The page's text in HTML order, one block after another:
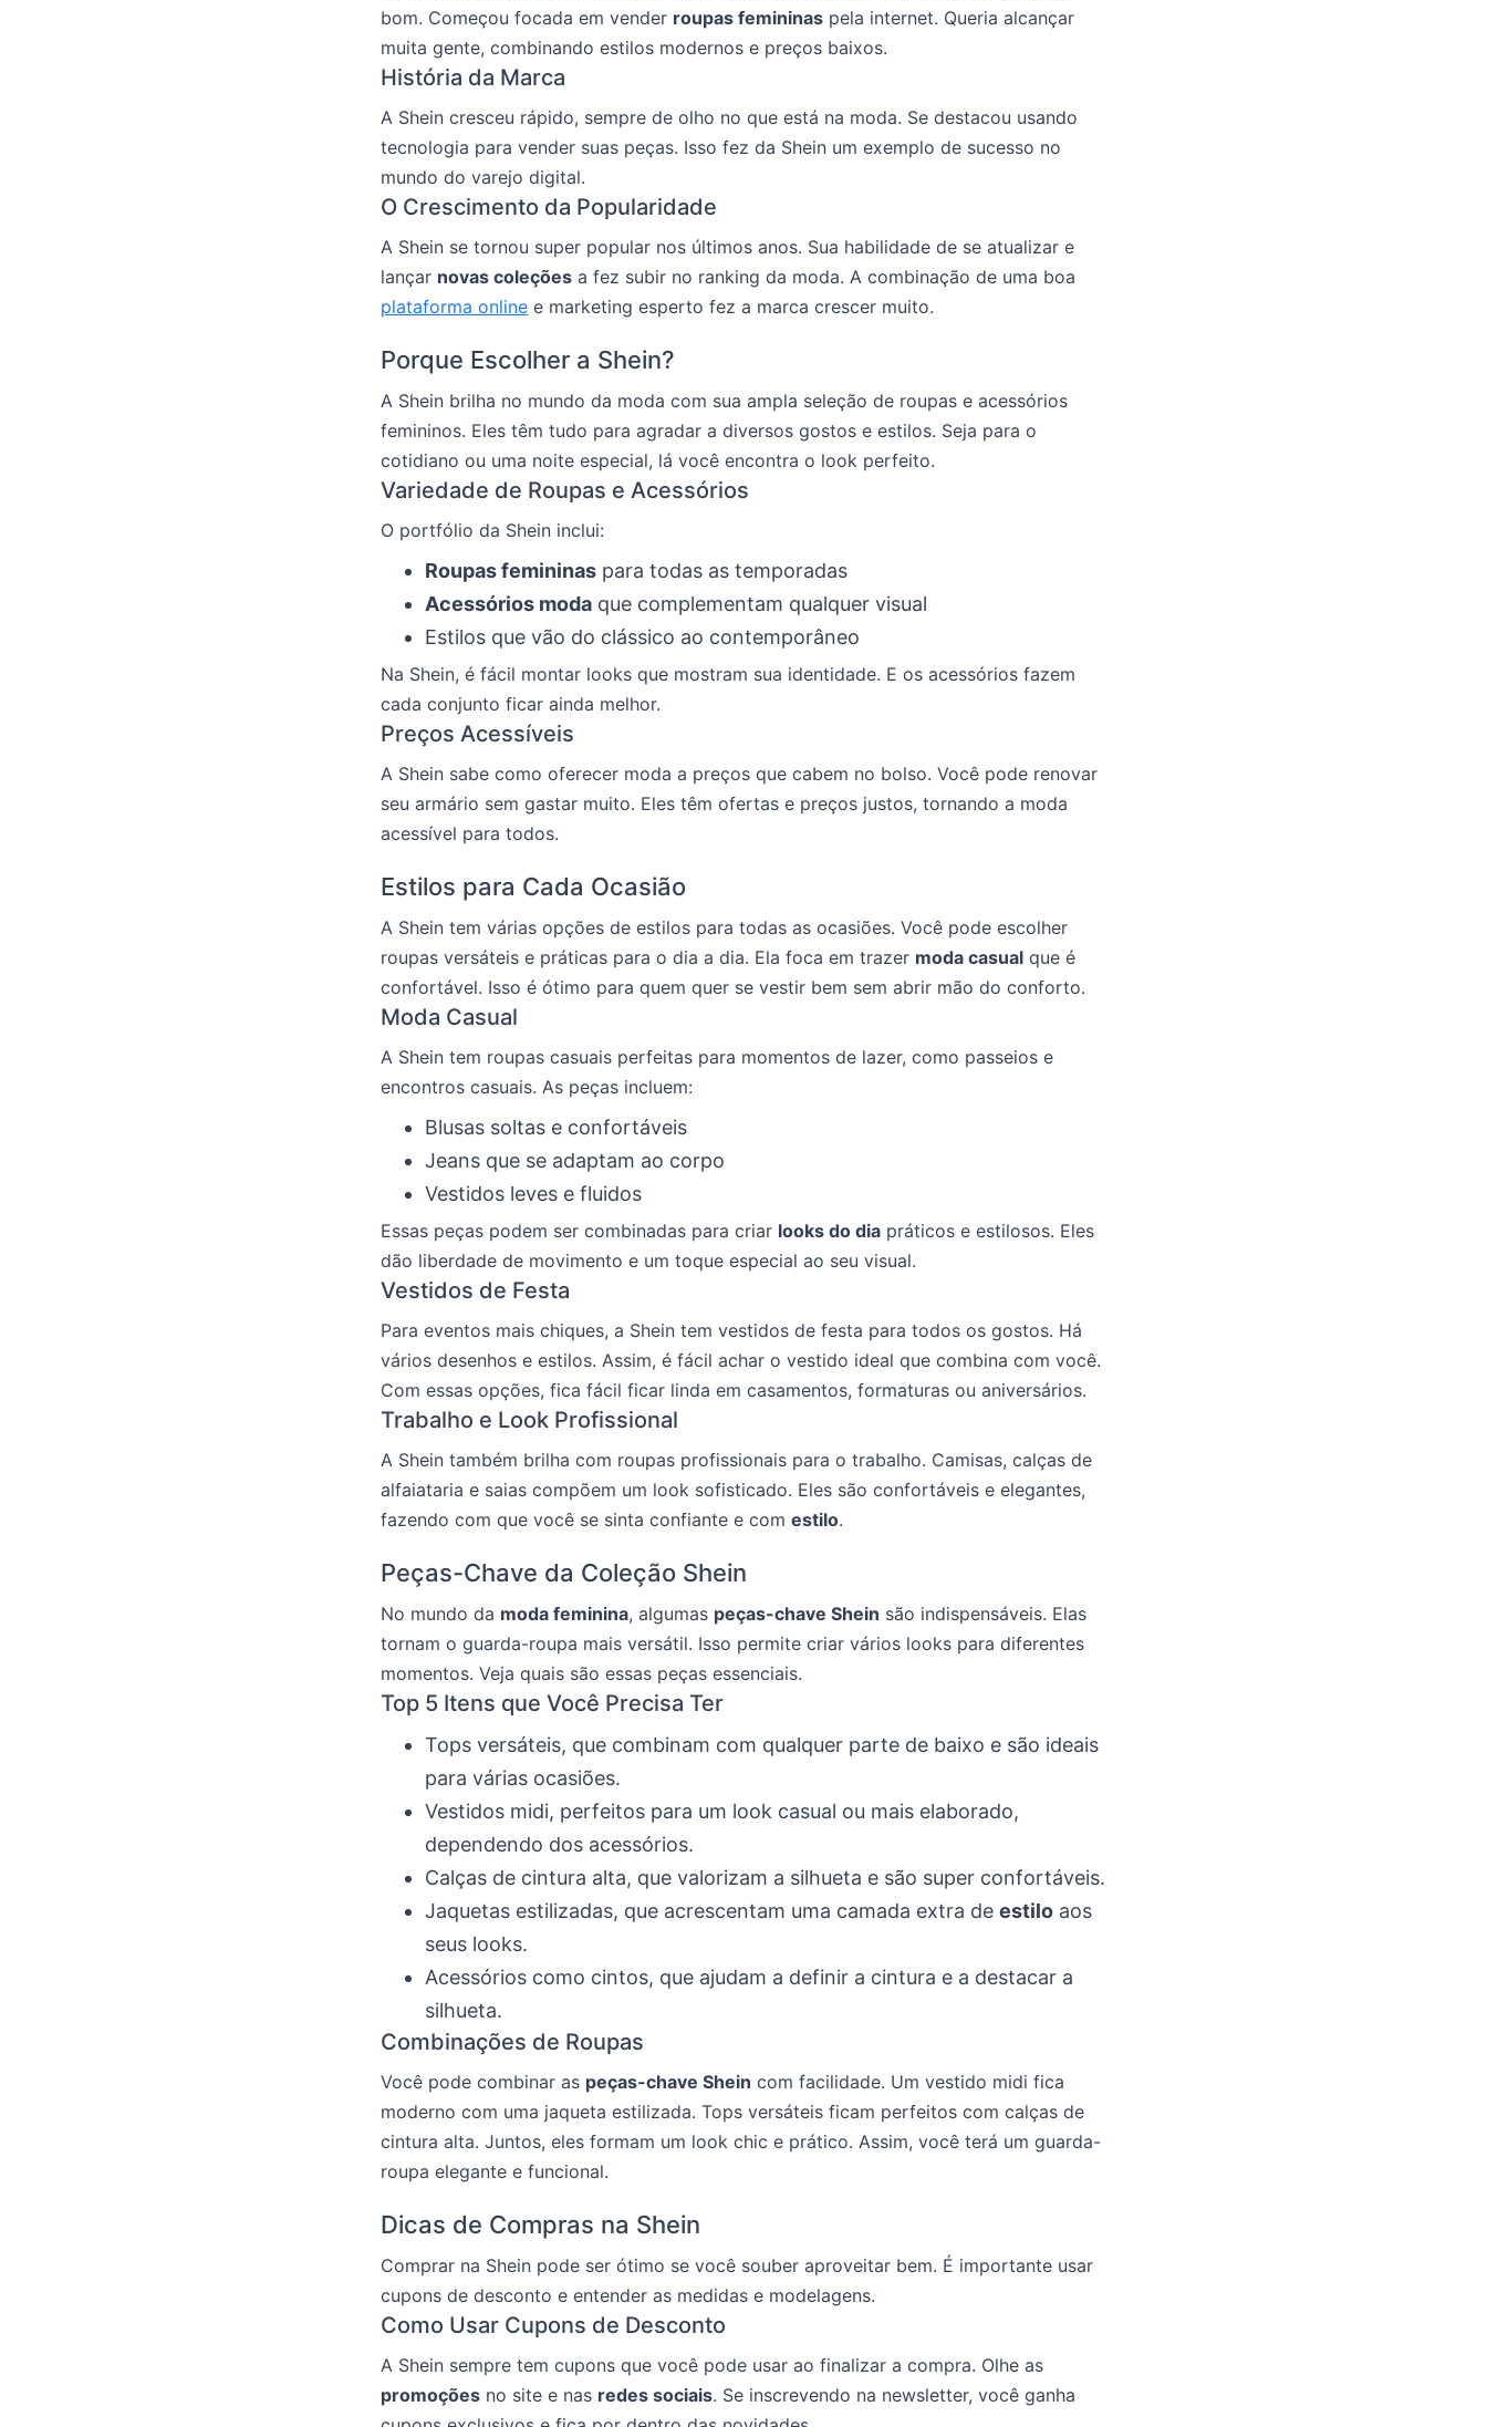
bom. Começou focada em vender roupas femininas pela internet. Queria alcançar
muita gente, combinando estilos modernos e preços baixos.
História da Marca
A Shein cresceu rápido, sempre de olho no que está na moda. Se destacou usando
tecnologia para vender suas peças. Isso fez da Shein um exemplo de sucesso no
mundo do varejo digital.
O Crescimento da Popularidade
A Shein se tornou super popular nos últimos anos. Sua habilidade de se atualizar e
lançar novas coleções a fez subir no ranking da moda. A combinação de uma boa
plataforma online e marketing esperto fez a marca crescer muito.
Porque Escolher a Shein?
A Shein brilha no mundo da moda com sua ampla seleção de roupas e acessórios
femininos. Eles têm tudo para agradar a diversos gostos e estilos. Seja para o
cotidiano ou uma noite especial, lá você encontra o look perfeito.
Variedade de Roupas e Acessórios
O portfólio da Shein inclui:
Roupas femininas para todas as temporadas
Acessórios moda que complementam qualquer visual
Estilos que vão do clássico ao contemporâneo
Na Shein, é fácil montar looks que mostram sua identidade. E os acessórios fazem
cada conjunto ficar ainda melhor.
Preços Acessíveis
A Shein sabe como oferecer moda a preços que cabem no bolso. Você pode renovar
seu armário sem gastar muito. Eles têm ofertas e preços justos, tornando a moda
acessível para todos.
Estilos para Cada Ocasião
A Shein tem várias opções de estilos para todas as ocasiões. Você pode escolher
roupas versáteis e práticas para o dia a dia. Ela foca em trazer moda casual que é
confortável. Isso é ótimo para quem quer se vestir bem sem abrir mão do conforto.
Moda Casual
A Shein tem roupas casuais perfeitas para momentos de lazer, como passeios e
encontros casuais. As peças incluem:
Blusas soltas e confortáveis
Jeans que se adaptam ao corpo
Vestidos leves e fluidos
Essas peças podem ser combinadas para criar looks do dia práticos e estilosos. Eles
dão liberdade de movimento e um toque especial ao seu visual.
Vestidos de Festa
Para eventos mais chiques, a Shein tem vestidos de festa para todos os gostos. Há
vários desenhos e estilos. Assim, é fácil achar o vestido ideal que combina com você.
Com essas opções, fica fácil ficar linda em casamentos, formaturas ou aniversários.
Trabalho e Look Profissional
A Shein também brilha com roupas profissionais para o trabalho. Camisas, calças de
alfaiataria e saias compõem um look sofisticado. Eles são confortáveis e elegantes,
fazendo com que você se sinta confiante e com estilo.
Peças-Chave da Coleção Shein
No mundo da moda feminina, algumas peças-chave Shein são indispensáveis. Elas
tornam o guarda-roupa mais versátil. Isso permite criar vários looks para diferentes
momentos. Veja quais são essas peças essenciais.
Top 5 Itens que Você Precisa Ter
Tops versáteis, que combinam com qualquer parte de baixo e são ideais
para várias ocasiões.
Vestidos midi, perfeitos para um look casual ou mais elaborado,
dependendo dos acessórios.
Calças de cintura alta, que valorizam a silhueta e são super confortáveis.
Jaquetas estilizadas, que acrescentam uma camada extra de estilo aos
seus looks.
Acessórios como cintos, que ajudam a definir a cintura e a destacar a
silhueta.
Combinações de Roupas
Você pode combinar as peças-chave Shein com facilidade. Um vestido midi fica
moderno com uma jaqueta estilizada. Tops versáteis ficam perfeitos com calças de
cintura alta. Juntos, eles formam um look chic e prático. Assim, você terá um guarda-
roupa elegante e funcional.
Dicas de Compras na Shein
Comprar na Shein pode ser ótimo se você souber aproveitar bem. É importante usar
cupons de desconto e entender as medidas e modelagens.
Como Usar Cupons de Desconto
A Shein sempre tem cupons que você pode usar ao finalizar a compra. Olhe as
promoções no site e nas redes sociais. Se inscrevendo na newsletter, você ganha